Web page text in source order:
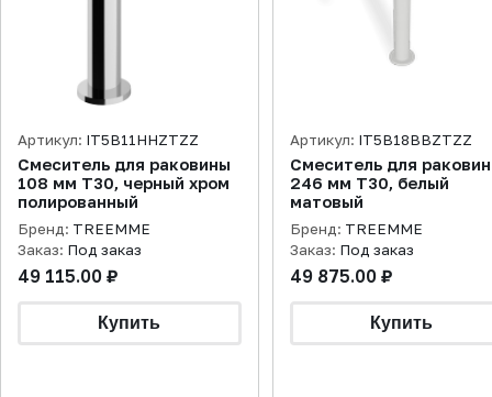
Артикул: IT5B11HHZTZZ
Смеситель для раковины
108 мм T30, черный хром
полированный
Бренд: TREEMME
Заказ: Под заказ
49 115.00 ₽
Артикул: IT5B18BBZTZZ
Смеситель для
246 мм T30, белый
матовый
Бренд: TREEMME
Заказ: Под заказ
49 875.00 ₽